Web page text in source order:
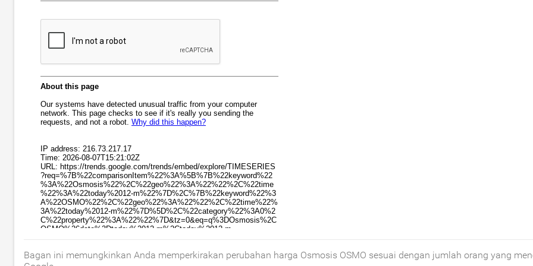
Bagan ini memungkinkan Anda memperkirakan perubahan harga Osmosis OSMO sesuai dengan jumlah orang yang